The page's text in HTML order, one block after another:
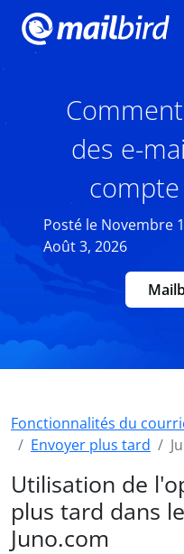
des e-
compte
Posté le Novembre
Août 3, 2026
Fonctionnalités du
Envoyer plus tard
Utilisation de
plus tard dans
Juno.com